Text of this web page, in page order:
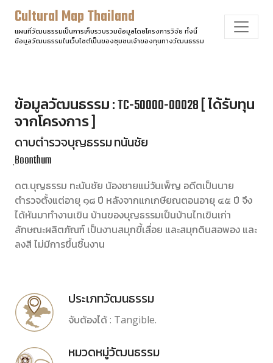
Cultural Map Thailand
แผนที่วัฒนธรรมเป็นการเก็บรวบรวมข้อมูลโดยโครงการวิจัย ทั้งนี้
ข้อมูลวัฒนธรรมในเว็บไซต์เป็นของชุมชนเจ้าของทุนทางวัฒนธรรม
ข้อมูลวัฒนธรรม : TC-50000-00028 [ ได้รับทุน
จากโครงการ ]
ดาบตำรวจบุญธรรม ทนันชัย
ฺBoonthum
ดต.บุญธรรม ทะนันชัย น้องชายแม่วันเพ็ญ อดีตเป็นนาย
ตำรวจตั้งแต่อายุ ๑๘ ปี หลังจากแกเกษียณตอนอายุ ๔๕ ปี จึง
ได้หันมาทำงานเขิน บ้านของบุญธรรมเป็นบ้านไทเขินเก่า
ลักษณะผลิตภัณฑ์ เป็นงานสมุกขี้เลื่อย และสมุกดินสอพอง และ
ลงสี ไม่มีการขึ้นชิ้นงาน
ประเภทวัฒนธรรม
จับต้องได้ : Tangible.
หมวดหมู่วัฒนธรรม